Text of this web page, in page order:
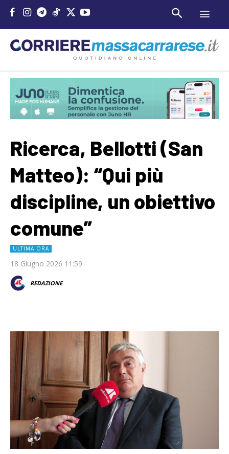
Ricerca, Bellotti (San
Matteo): “Qui più
discipline, un obiettivo
comune”
ULTIMA ORA
18 Giugno 2026 11:59
REDAZIONE